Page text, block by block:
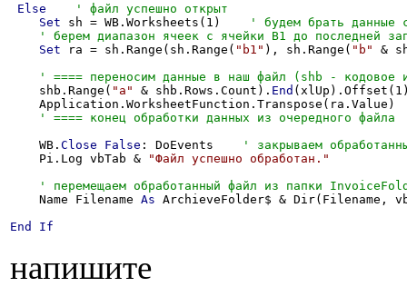
Else
Set sh = WB.Worksheets(1)
Set ra = sh.Range(sh.Range( "b1" ), sh.Range( "b" &
    shb.Range(
"a" & shb.Rows.Count). End
    Application.WorksheetFunction.Transpose(ra.Value)
    WB.
Close False : DoEvents
    Pi.Log vbTab &
"Файл успешно обработан."
    Name Filename
As ArchieveFolder$ & Dir(Filename,
End
If
напишите